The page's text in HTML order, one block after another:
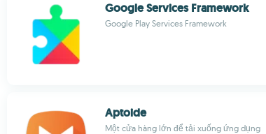
Google Services Framework
Google Play Services Framework
Aptoide
Một cửa hàng lớn để tải xuống ứng dụng